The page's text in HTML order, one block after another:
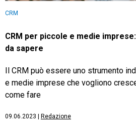
CRM
CRM per piccole e medie
da sapere
Il CRM può essere uno strumento
e medie imprese che vogliono
come fare
09.06.2023 Redazione